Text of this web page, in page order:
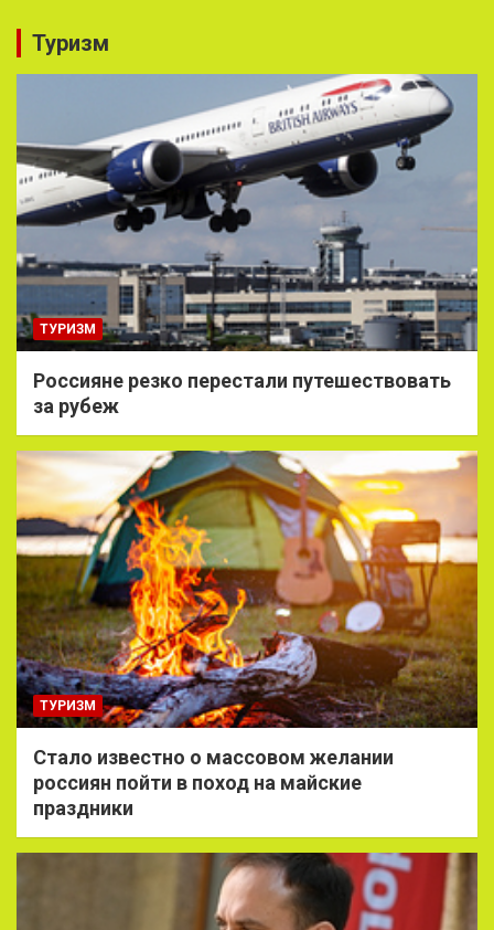
Туризм
ТУРИЗМ
Россияне резко перестали путешествовать
за рубеж
ТУРИЗМ
Стало известно о массовом желании
россиян пойти в поход на майские
праздники